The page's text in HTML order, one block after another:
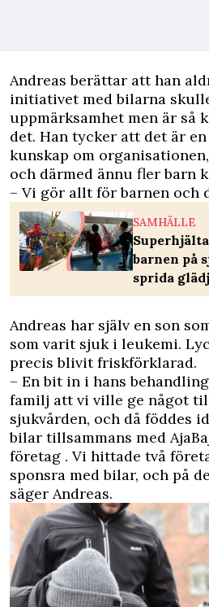
Andreas berättar att han
initiativet med bilarna
uppmärksamhet men är så
det. Han tycker att det är
kunskap om
och därmed ännu fler barn
– Vi gör allt för barnen och
SAMHÄLLE
barnen på
sprida
Andreas har själv en son
som varit sjuk i leukemi.
precis blivit friskförklarad.
– En bit in i hans
familj att vi ville ge något
sjukvården, och då föddes
bilar tillsammans med
företag . Vi hittade två
sponsra med bilar, och på
säger Andreas.